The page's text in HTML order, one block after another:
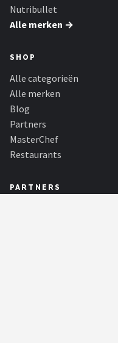
Nutribullet
Alle merken →
SHOP
Alle categorieën
Alle merken
Blog
Partners
MasterChef
Restaurants
PARTNERS